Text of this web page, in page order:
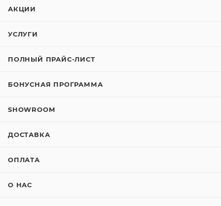
АКЦИИ
УСЛУГИ
ПОЛНЫЙ ПРАЙС-ЛИСТ
БОНУСНАЯ ПРОГРАММА
SHOWROOM
ДОСТАВКА
ОПЛАТА
О НАС